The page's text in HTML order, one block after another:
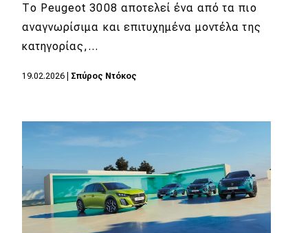
Ελλάδα
Κόσμος
Απόψεις
Test Drive
Δοκιμή
Το Peugeot 3008 αποτελεί ένα από τα πιο
αναγνωρίσιμα και επιτυχημένα μοντέλα της
κατηγορίας,…
19.02.2026 Σπύρος Ντόκος